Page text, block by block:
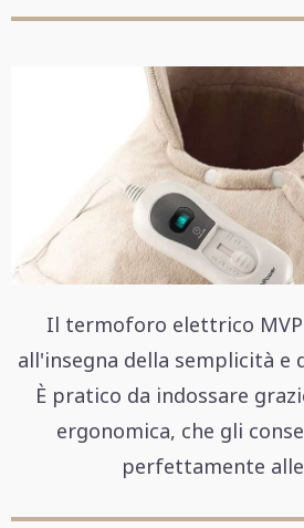
Il termoforo elettrico
all'insegna della semplicità e
È pratico da indossare
ergonomica, che gli
perfettamente alle